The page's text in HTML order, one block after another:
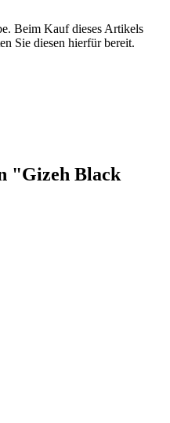
Beim Kauf dieses Artikels
Sie diesen hierfür bereit.
"Gizeh Black